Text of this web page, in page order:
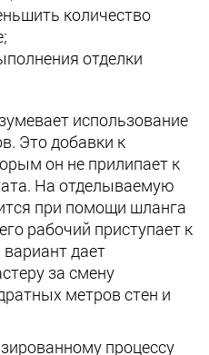
количество
отделки
использование
Это добавки к
он не прилипает к
На отделываемую
при помощи шланга
рабочий приступает к
дает
за смену
метров стен и
процессу